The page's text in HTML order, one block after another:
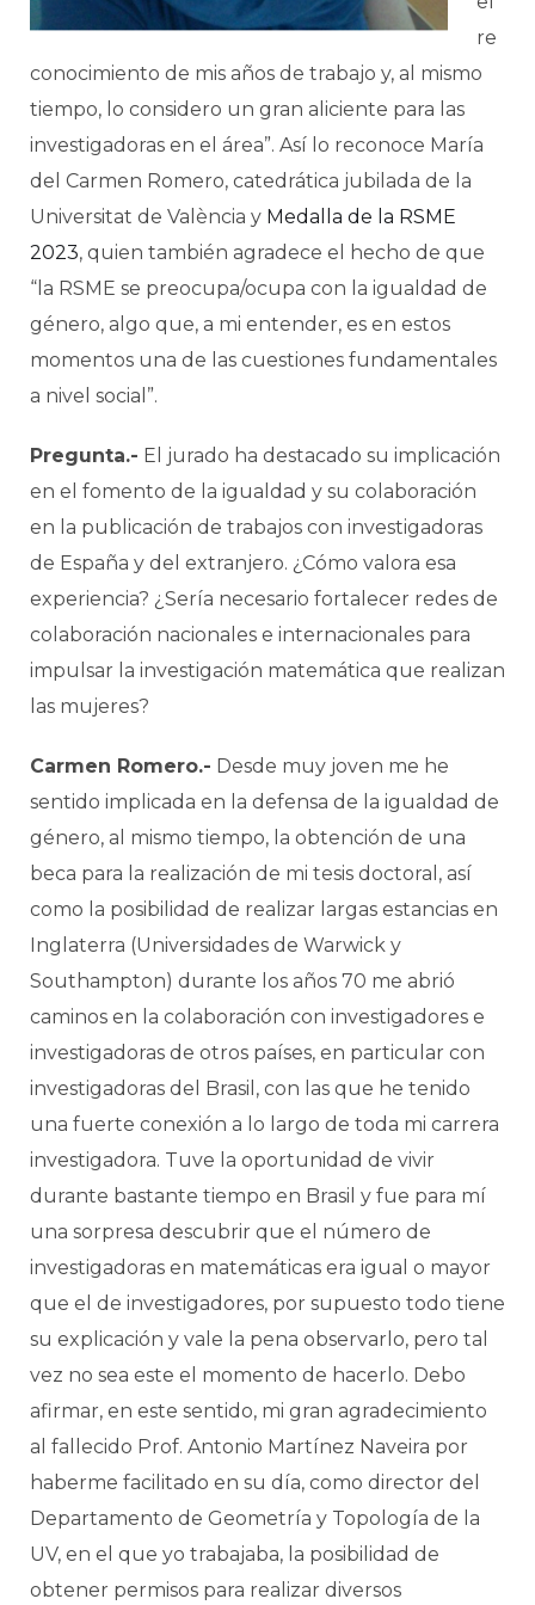
re
conocimiento de mis años de trabajo y, al mismo
tiempo, lo considero un gran aliciente para las
investigadoras en el área”. Así lo reconoce María
del Carmen Romero, catedrática jubilada de la
Universitat de València y Medalla de la RSME
2023, quien también agradece el hecho de que
“la RSME se preocupa/ocupa con la igualdad de
género, algo que, a mi entender, es en estos
momentos una de las cuestiones fundamentales
a nivel social”.
Pregunta.- El jurado ha destacado su implicación
en el fomento de la igualdad y su colaboración
en la publicación de trabajos con investigadoras
de España y del extranjero. ¿Cómo valora esa
experiencia? ¿Sería necesario fortalecer redes de
colaboración nacionales e internacionales para
impulsar la investigación matemática que realizan
las mujeres?
Carmen Romero.- Desde muy joven me he
sentido implicada en la defensa de la igualdad de
género, al mismo tiempo, la obtención de una
beca para la realización de mi tesis doctoral, así
como la posibilidad de realizar largas estancias en
Inglaterra (Universidades de Warwick y
Southampton) durante los años 70 me abrió
caminos en la colaboración con investigadores e
investigadoras de otros países, en particular con
investigadoras del Brasil, con las que he tenido
una fuerte conexión a lo largo de toda mi carrera
investigadora. Tuve la oportunidad de vivir
durante bastante tiempo en Brasil y fue para mí
una sorpresa descubrir que el número de
investigadoras en matemáticas era igual o mayor
que el de investigadores, por supuesto todo tiene
su explicación y vale la pena observarlo, pero tal
vez no sea este el momento de hacerlo. Debo
afirmar, en este sentido, mi gran agradecimiento
al fallecido Prof. Antonio Martínez Naveira por
haberme facilitado en su día, como director del
Departamento de Geometría y Topología de la
UV, en el que yo trabajaba, la posibilidad de
obtener permisos para realizar diversos